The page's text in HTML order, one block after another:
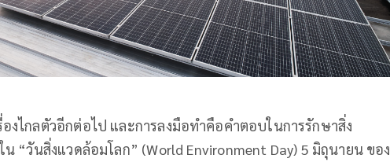
งไกลตัวอีกต่อไป และการลงมือทำคือคำตอบในการรักษาสิ่ง
“วันสิ่งแวดล้อมโลก” (World Environment Day) 5 มิถุนายน ของ